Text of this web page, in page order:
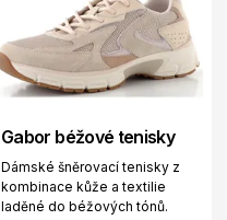
Gabor béžové tenisky
Dámské šněrovací tenisky z
kombinace kůže a textilie
laděné do béžových tónů.